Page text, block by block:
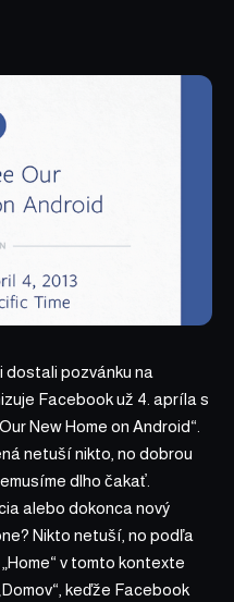
pozvánku na
Facebook už 4. apríla s
New Home on Android“.
netuší nikto, no dobrou
dlho čakať.
alebo dokonca nový
Nikto netuší, no podľa
v tomto kontexte
keďže Facebook